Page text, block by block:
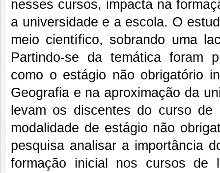
nesses cursos, impacta na
a universidade e a escola. O
meio científico, sobrando uma
Partindo-se da temática foram
como o estágio não obrigatório
Geografia e na aproximação da
levam os discentes do curso
modalidade de estágio não
pesquisa analisar a importância
formação inicial nos cursos de